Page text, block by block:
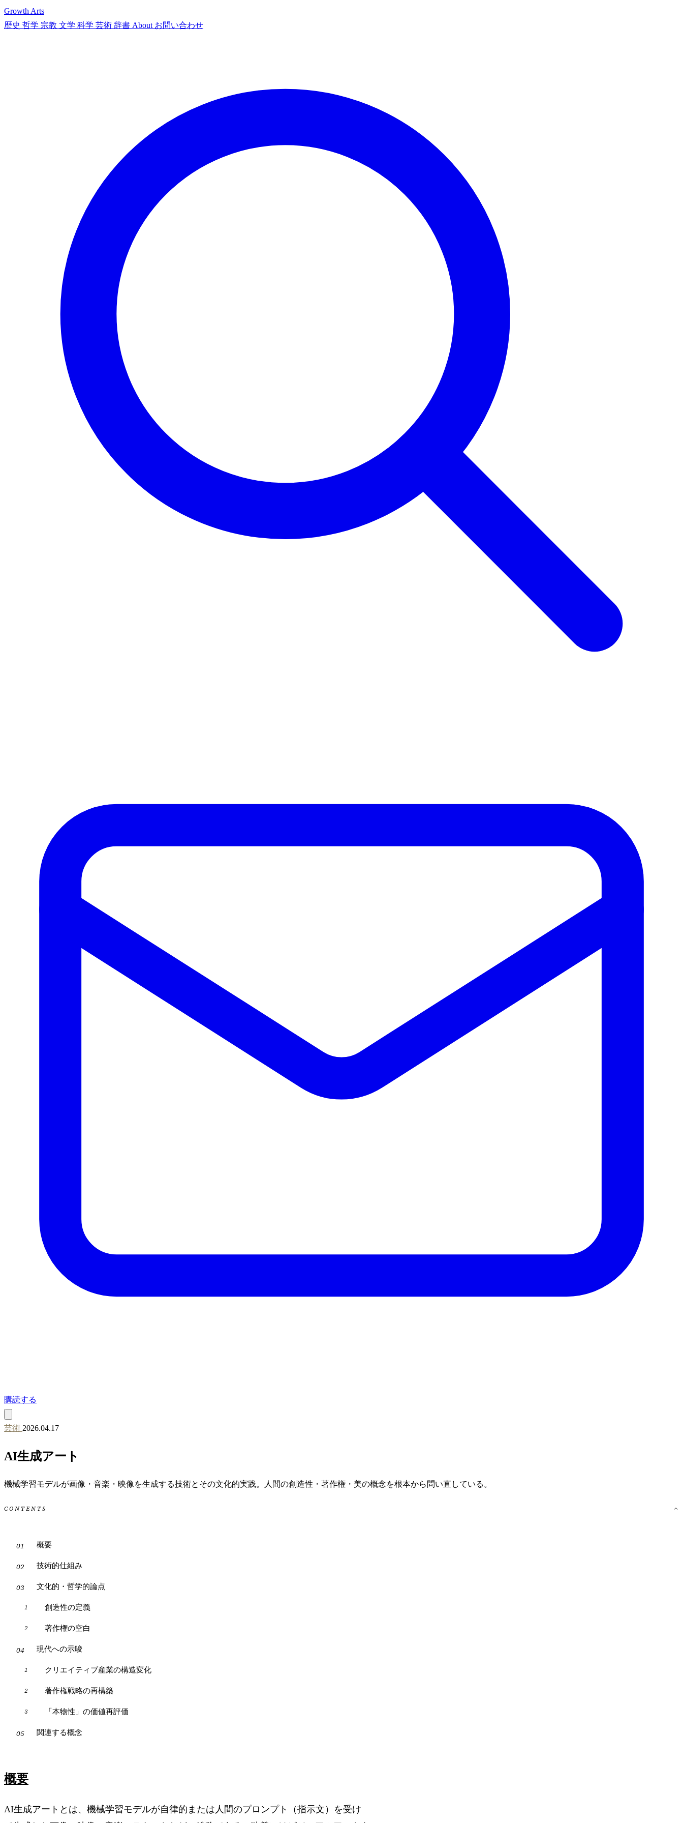
Growth Arts
歴史 哲学 宗教 文学 科学 芸術 辞書 About お問い合わせ
購読する
芸術 2026.04.17
AI生成アート
機械学習モデルが画像・音楽・映像を生成する技術とその文化的実践。人間の創造性・著作権・美の概念を根本から問い直している。
CONTENTS
概要
技術的仕組み
文化的・哲学的論点
創造性の定義
著作権の空白
現代への示唆
クリエイティブ産業の構造変化
著作権戦略の再構築
「本物性」の価値再評価
関連する概念
概要
AI生成アートとは、機械学習モデルが自律的または人間のプロンプト（指示文）を受け